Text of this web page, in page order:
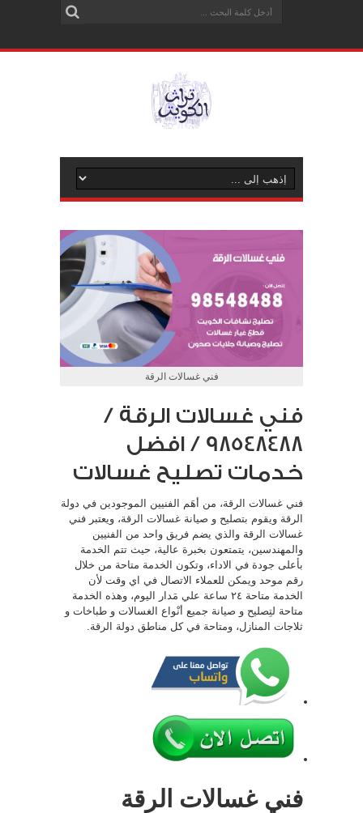
فني غسالات الرقة
فني غسالات الرقة /
98548488 / افضل
خدمات تصليح غسالات
فني غسالات الرقة، من أهَم الفنيين الموجودين في دولة
الرقة ويقوم بتصليح و صيانة غسالات الرقة، ويعتبر فني
غسالات الرقة والذي يضم فريق واحد من الفنيين
والمهندسين، يتمتعون بخبرة عالية، حيث تتم الخدمة
بأعلى جودة في الاداء، وتكون الخدمة متاحة من خلال
رقم موحد ويمكن للعملاء الاتصال في اي وقت لأن
الخدمة متاحة ٢٤ ساعة علي مَدار اليوم، وهذه الخدمة
متاحة لتِصليح و صيانة جميع أنْواع الغسالات و طباخات و
ثلاجات المنازل، ومتاحة في كل مناطق دولة الرقة.
فني غسالات الرقة